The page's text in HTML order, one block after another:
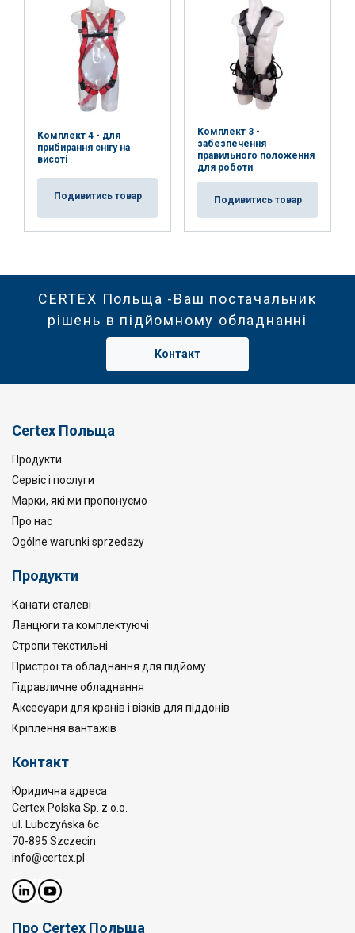
Комплект 4 - для
прибирання снігу на
висоті
Подивитись товар
Комплект 3 -
забезпечення
правильного положення
для роботи
Подивитись товар
CERTEX Польща -Ваш постачальник
рішень в підйомному обладнанні
Контакт
Certex Польща
Продукти
Сервіс і послуги
Марки, які ми пропонуємо
Про нас
Ogólne warunki sprzedaży
Продукти
Канати сталеві
Ланцюги та комплектуючі
Стропи текстильні
Пристрої та обладнання для підйому
Гідравличне обладнання
Аксесуари для кранів і візків для піддонів
Кріплення вантажів
Контакт
Юридична адреса
Certex Polska Sp. z o.o.
ul. Lubczyńska 6c
70-895 Szczecin
info@certex.pl
Про Certex Польща